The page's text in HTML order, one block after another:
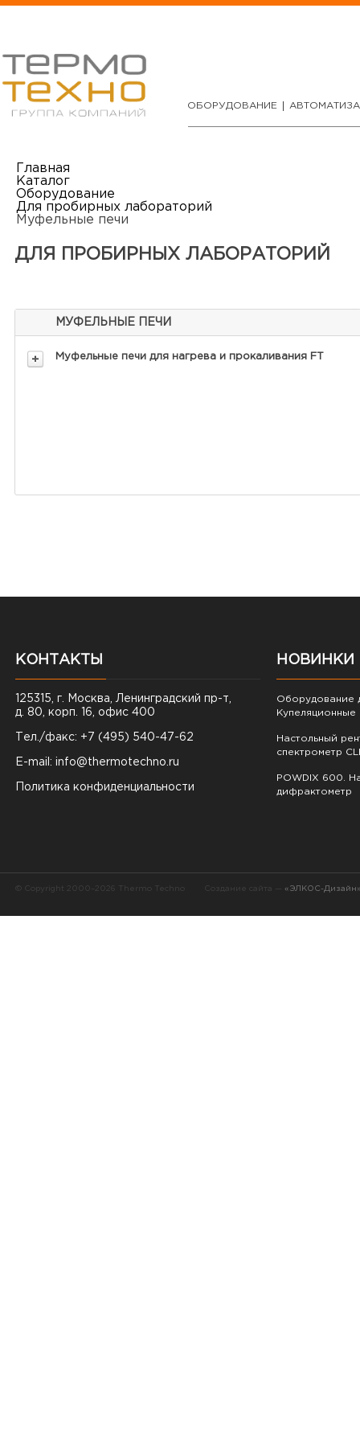
ОБОРУДОВАНИЕ
Главная
Каталог
Оборудование
Для пробирных лабораторий
Муфельные печи
ДЛЯ ПРОБИРНЫХ ЛАБОРАТОРИЙ
МУФЕЛЬНЫЕ ПЕЧИ
Муфельные печи для нагрева и прокаливания FT
КОНТАКТЫ
125315, г. Москва, Ленинградский пр-т,
д. 80, корп. 16, офис 400
Тел./факс: +7 (495) 540-47-62
E-mail: info@thermotechno.ru
Политика конфиденциальности
НОВИНКИ
Оборудование
Купеляционные
Настольный
спектрометр
POWDIX 600.
дифрактометр
© Copyright 2000–2026 Thermo Techno Создание сайта — «ЭЛКОС-